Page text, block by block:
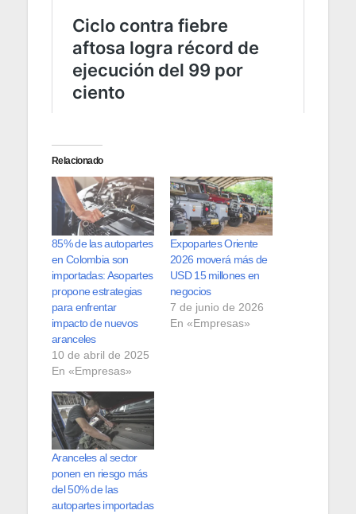
Relacionado
85% de las autopartes
en Colombia son
importadas: Asopartes
propone estrategias
para enfrentar
impacto de nuevos
aranceles
10 de abril de 2025
En «Empresas»
Expopartes Oriente
2026 moverá más de
USD 15 millones en
negocios
7 de junio de 2026
En «Empresas»
Aranceles al sector
ponen en riesgo más
del 50% de las
autopartes importadas